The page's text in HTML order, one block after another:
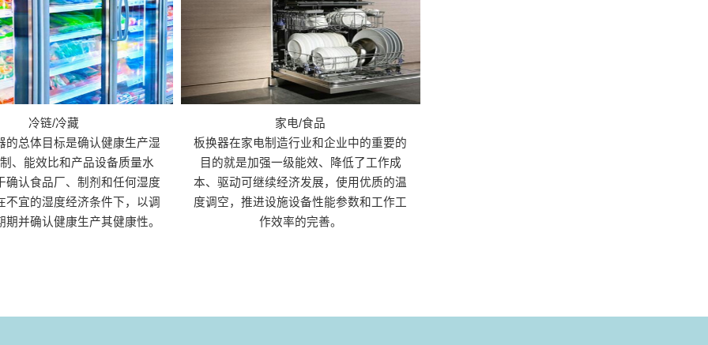
冷链/冷藏
的总体目标是确认健康生产湿
、能效比和产品设备质量水
确认食品厂、制剂和任何湿度
不宜的湿度经济条件下，以调
期并确认健康生产其健康性。
家电/食品
板换器在家电制造行业和企业中的重要的
目的就是加强一级能效、降低了工作成
本、驱动可继续经济发展，使用优质的温
度调空，推进设施设备性能参数和工作工
作效率的完善。